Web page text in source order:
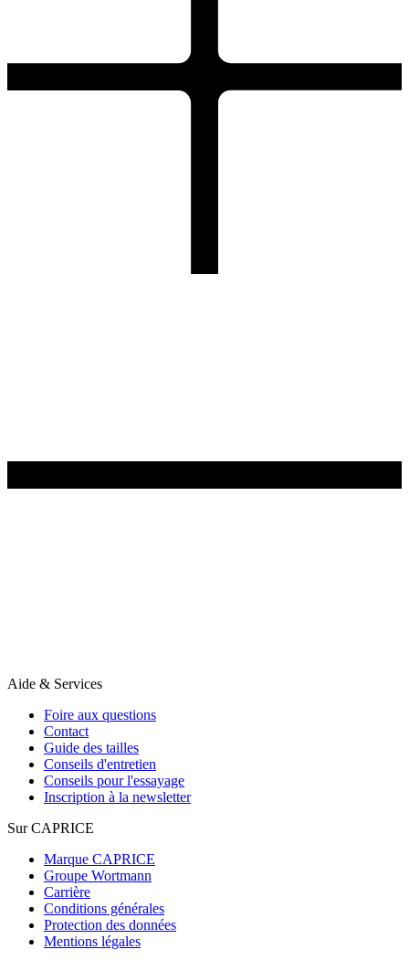
Aide & Services
Foire aux questions
Contact
Guide des tailles
Conseils d'entretien
Conseils pour l'essayage
Inscription à la newsletter
Sur CAPRICE
Marque CAPRICE
Groupe Wortmann
Carrière
Conditions générales
Protection des données
Mentions légales